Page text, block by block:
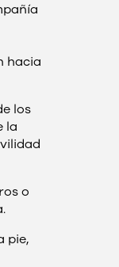
hacia
los
la
o
pie,